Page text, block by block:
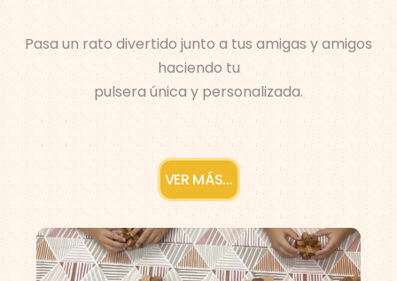
Pasa un rato divertido junto a tus amigas y amigos
haciendo tu
pulsera única y personalizada.
VER MÁS...